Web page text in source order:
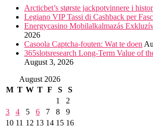
Arcticbet’s største jackpotvinnere i
Legiano VIP Tassi di Cashback per
Energycasino Mobilalkalmazás
2026
Casoola Captcha-fouten: Wat te doen
365slotsresearch Long-Term Value of
August 3, 2026
August 2026
M T W T F S
S
1
2
3
4 5 6 7 8
9
10 11 12 13 14 15 16